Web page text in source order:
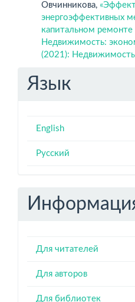
Овчинникова,
энергоэффективных
капитальном
Недвижимость:
(2021):
Язык
English
Русский
Для читателей
Для авторов
Для библиотек